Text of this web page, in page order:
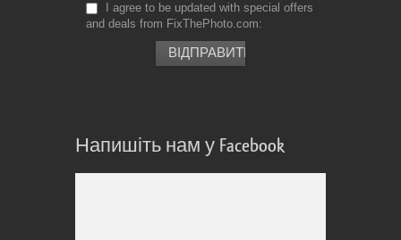
I agree to be updated with special offers
and deals from FixThePhoto.com
Напишіть нам у Facebook